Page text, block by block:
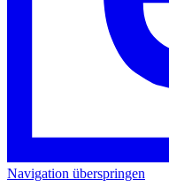
Navigation überspringen